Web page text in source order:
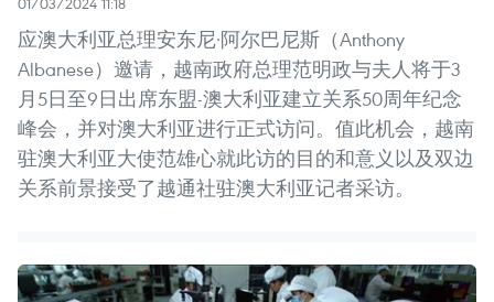
应澳大利亚总理安东尼·阿尔巴尼斯（Anthony
Albanese）邀请，越南政府总理范明政与夫人将于3
月5日至9日出席东盟-澳大利亚建立关系50周年纪念
峰会，并对澳大利亚进行正式访问。值此机会，越南
驻澳大利亚大使范雄心就此访的目的和意义以及双边
关系前景接受了越通社驻澳大利亚记者采访。